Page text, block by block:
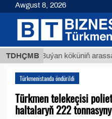
TDHÇMB
Buýan köküniň
Türkmenistanda öndürildi
Türkmen telekeçisi
haltalaryň 222
Awgust 8, 2026